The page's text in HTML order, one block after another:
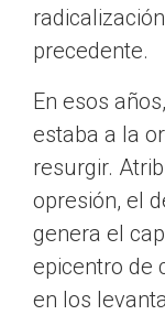
precedente.
En esos
estaba a la
resurgir.
opresión, el
genera el
epicentro de
en los